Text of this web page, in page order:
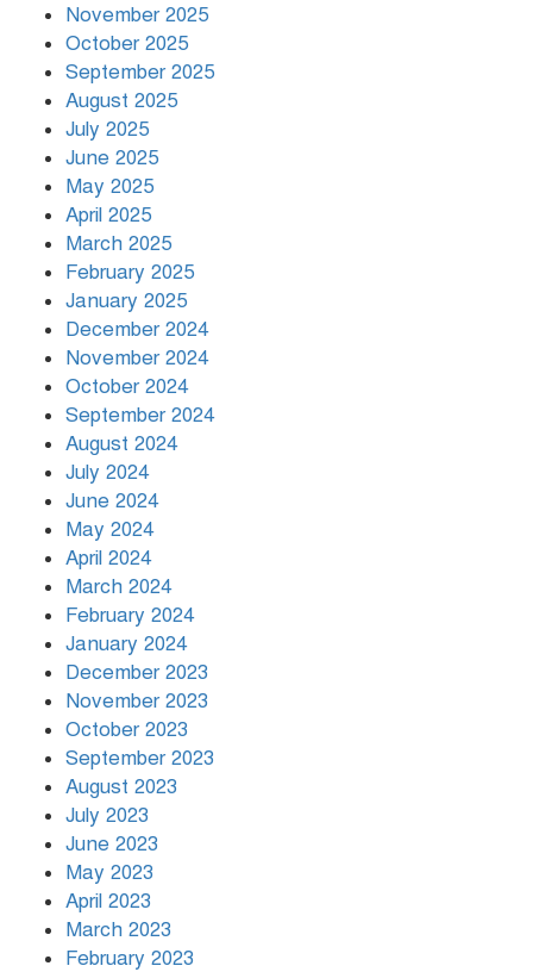
বৃষ্টি থামার নাম নেই, পথে পথে
November 2025
October 2025
September 2025
August 2025
July 2025
June 2025
May 2025
April 2025
March 2025
February 2025
January 2025
December 2024
November 2024
October 2024
September 2024
August 2024
July 2024
June 2024
May 2024
April 2024
March 2024
February 2024
January 2024
December 2023
November 2023
October 2023
September 2023
August 2023
July 2023
June 2023
May 2023
April 2023
March 2023
February 2023